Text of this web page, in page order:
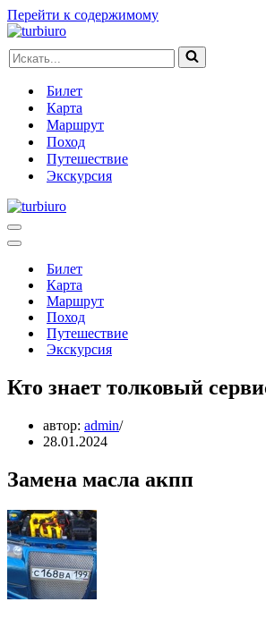
Перейти к содержимому
Искать...
Билет
Карта
Маршрут
Поход
Путешествие
Экскурсия
Меню
навигации
Меню
навигацииБилет
Карта
Маршрут
Поход
Путешествие
Экскурсия
Кто знает толковый
автор: admin
28.01.2024
Замена масла акпп